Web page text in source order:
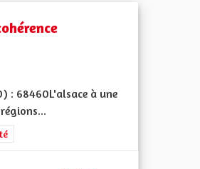
: 68460L'alsace à une
: Les services publics en proximité